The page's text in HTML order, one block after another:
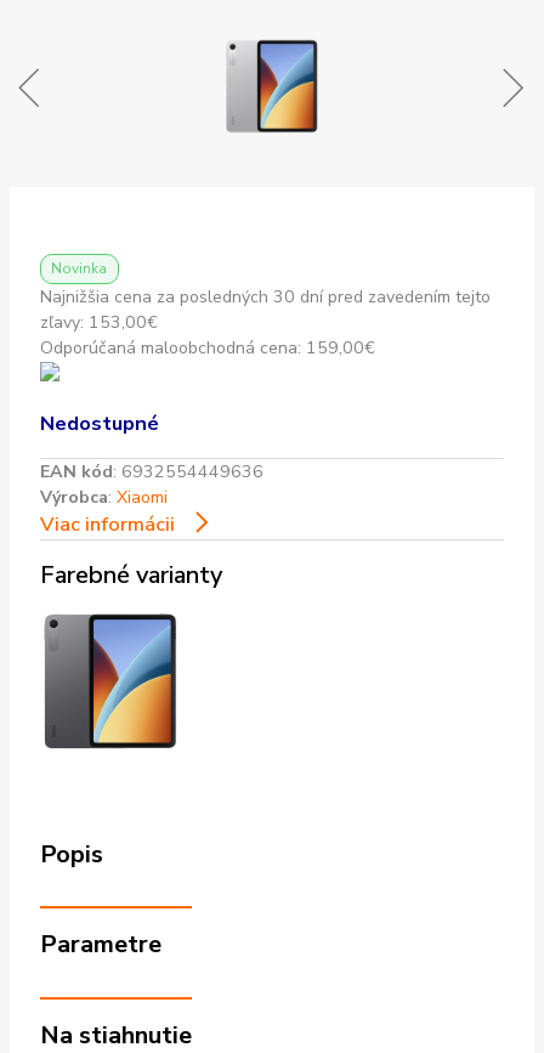
Novinka
Najnižšia cena za posledných 30 dní pred zavedením tejto
zľavy: 153,00€
Odporúčaná maloobchodná cena: 159,00€
Nedostupné
EAN kód: 6932554449636
Výrobca: Xiaomi
Viac informácii
Farebné varianty
Popis
Parametre
Na stiahnutie